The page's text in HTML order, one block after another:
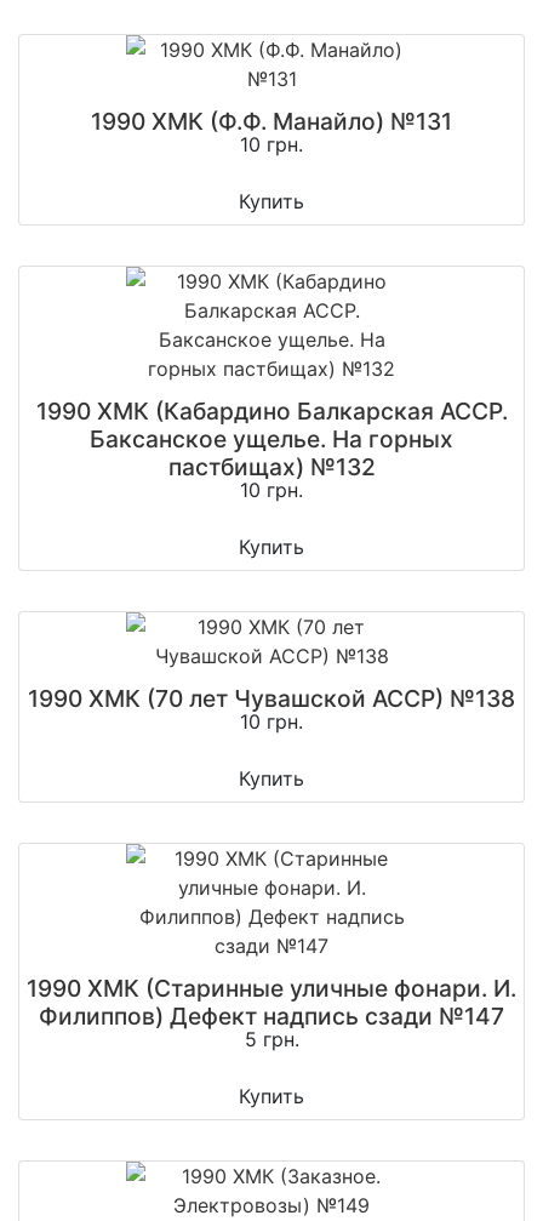
1990 ХМК (Ф.Ф. Манайло) №131
10 грн.
Купить
1990 ХМК (Кабардино Балкарская АССР.
Баксанское ущелье. На горных
пастбищах) №132
10 грн.
Купить
1990 ХМК (70 лет Чувашской АССР) №138
10 грн.
Купить
1990 ХМК (Старинные уличные фонари. И.
Филиппов) Дефект надпись сзади №147
5 грн.
Купить